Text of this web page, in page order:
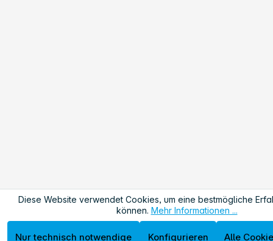
Diese Website verwendet Cookies, um eine bestmögliche
können. Mehr Informationen ...
Nur technisch notwendige Konfigurieren Alle